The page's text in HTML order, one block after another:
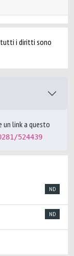
tutti i diritti sono
link a questo
524439
ND
ND